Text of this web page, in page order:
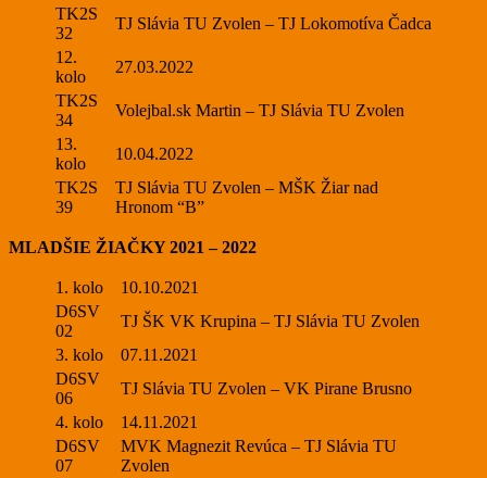
TK2S
32
TJ Slávia TU Zvolen – TJ Lokomotíva Čadca
12.
kolo
27.03.2022
TK2S
34
Volejbal.sk Martin – TJ Slávia TU Zvolen
13.
kolo
10.04.2022
TK2S
39
TJ Slávia TU Zvolen – MŠK Žiar nad
Hronom “B”
MLADŠIE ŽIAČKY 2021 – 2022
1. kolo
10.10.2021
D6SV
02
TJ ŠK VK Krupina – TJ Slávia TU Zvolen
3. kolo
07.11.2021
D6SV
06
TJ Slávia TU Zvolen – VK Pirane Brusno
4. kolo
14.11.2021
D6SV
07
MVK Magnezit Revúca – TJ Slávia TU
Zvolen